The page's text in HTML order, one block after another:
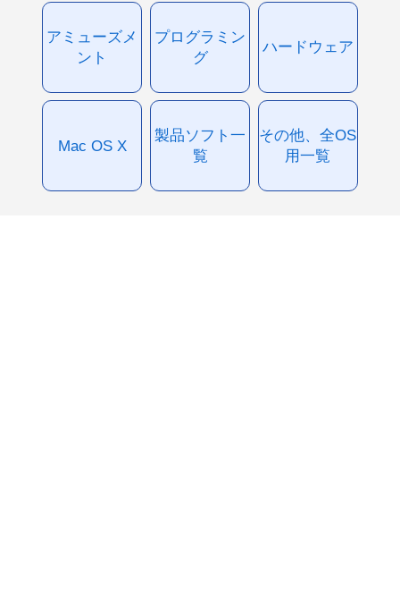
アミューズメ
ント
プログラミン
グ
ハードウェア
Mac OS X
製品ソフト一
覧
その他、全OS
用一覧